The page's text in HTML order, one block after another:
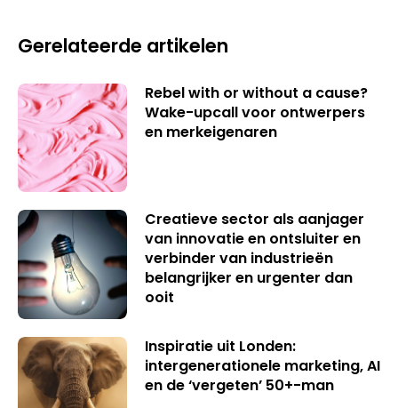
Gerelateerde artikelen
Rebel with or without a cause?
Wake-upcall voor ontwerpers
en merkeigenaren
Creatieve sector als aanjager
van innovatie en ontsluiter en
verbinder van industrieën
belangrijker en urgenter dan
ooit
Inspiratie uit Londen:
intergenerationele marketing, AI
en de ‘vergeten’ 50+-man